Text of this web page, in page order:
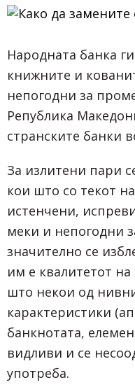
МОЗАИК
Народната банка
книжните и
непогодни за
Република
странските банки
За излитени пари
кои што со текот
истенчени,
меки и непогодни
значително се
им е квалитетот на
што некои од
карактеристики
банкнотата,
видливи и се
употреба.